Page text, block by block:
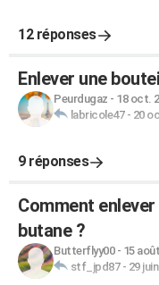
12 réponses
Enlever une
Peurdugaz - 18 oct.
labricole47- 20
9 réponses
Comment
butane ?
Butterflyy00- 15
stf_jpd87- 29